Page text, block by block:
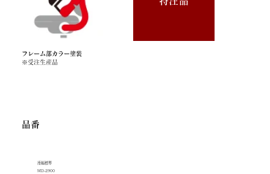
フレーム部カラー塗装
※受注生産品
座幅標準
MD-2900
​品番